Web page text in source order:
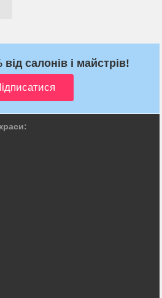
салонів і майстрів!